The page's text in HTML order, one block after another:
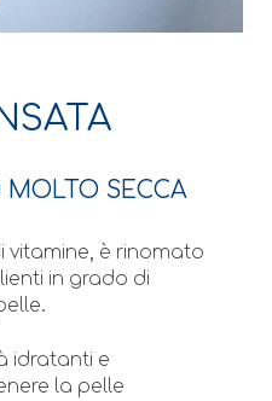
MOLTO SECCA
vitamine, è rinomato
in grado di
idratanti e
la pelle